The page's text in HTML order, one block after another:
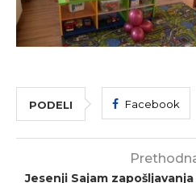
PODELI Facebook
Jesenji Sajam